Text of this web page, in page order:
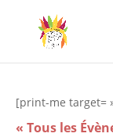
[print-me target=
« Tous les